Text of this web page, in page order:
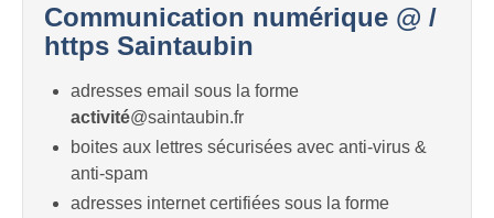
Communication numérique @ /
https Saintaubin
adresses email sous la forme
activité@saintaubin.fr
boites aux lettres sécurisées avec anti-virus &
anti-spam
adresses internet certifiées sous la forme